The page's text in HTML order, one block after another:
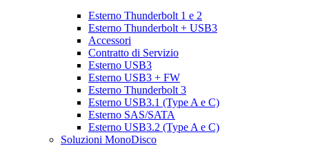
Esterno Thunderbolt 1 e 2
Esterno Thunderbolt + USB3
Accessori
Contratto di Servizio
Esterno USB3
Esterno USB3 + FW
Esterno Thunderbolt 3
Esterno USB3.1 (Type A e C)
Esterno SAS/SATA
Esterno USB3.2 (Type A e C)
Soluzioni MonoDisco